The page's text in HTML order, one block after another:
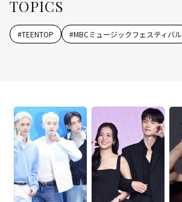
TOPICS
#TEENTOP #MBCミュージックフェスティバル